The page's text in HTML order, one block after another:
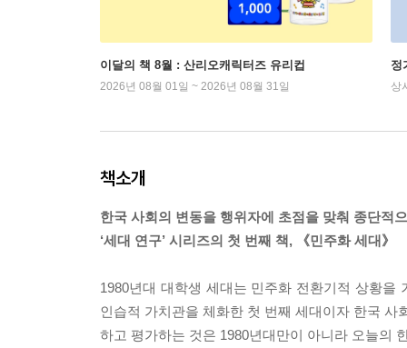
이달의 책 8월 : 산리오캐릭터즈 유리컵
2026년 08월 01일 ~ 2026년 08월 31일
정
상
책소개
한국 사회의 변동을 행위자에 초점을 맞춰 종단적
‘세대 연구’ 시리즈의 첫 번째 책, 《민주화 세대》
1980년대 대학생 세대는 민주화 전환기적 상황
인습적 가치관을 체화한 첫 번째 세대이자 한국
하고 평가하는 것은 1980년대만이 아니라 오늘의